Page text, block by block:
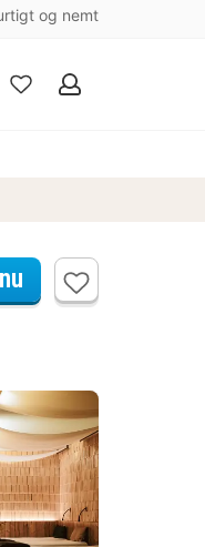
og nemt
Mine